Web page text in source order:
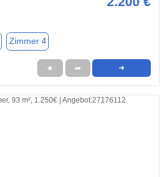
Zimmer 4
★ ➦ ➜